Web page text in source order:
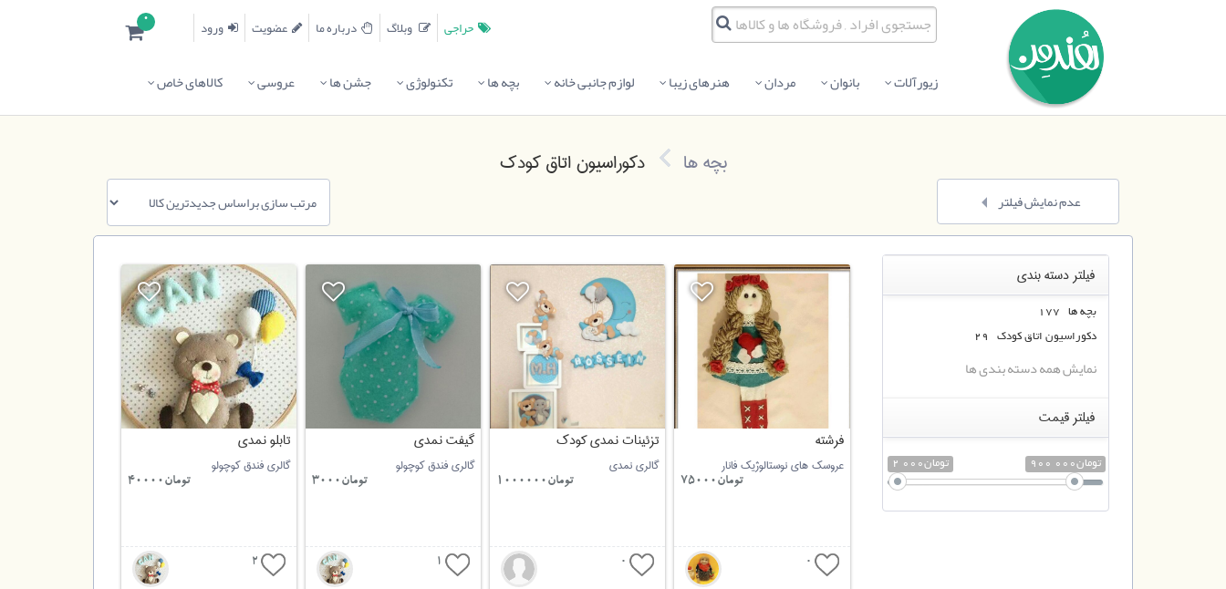
0 ورود عضویت درباره ما حراجی
زیورآلات بانوان مردان هنرهای زیبا لوازم جانبی خانه بچه ها تکنولوژی جشن ها عروسی کالاهای خاص
بچه ها دکوراسیون اتاق کودک
عدم نمایش فیلتر
فیلتر دسته بندی
بچه ها 177
دکوراسیون اتاق کودک 29
نمایش همه دسته بندی ها
فیلتر قیمت
2 000تومان 900 000تومان
فرشته
عروسک های نوستالوژیک فانار
تومان75000
0
تزئینات نمدی کودک
گالری نمدی
تومان1000000
0
گیفت نمدی
گالری فندق کوچولو
تومان3000
1
تابلو نمدی
گالری فندق کوچولو
تومان40000
2